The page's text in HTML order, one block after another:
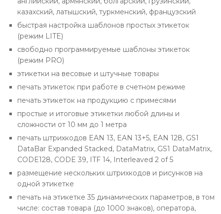
казахский, латышский, туркменский, французский
быстрая настройка шаблонов простых этикеток
(режим LITE)
свободно программируемые шаблоны этикеток
(режим PRO)
этикетки на весовые и штучные товары
печать этикеток при работе в счетном режиме
печать этикеток на продукцию с примесями
простые и итоговые этикетки любой длины и
сложности от 10 мм до 1 метра
печать штрихкодов EAN 13, EAN 13+5, EAN 128, GS1
DataBar Expanded Stacked, DataMatrix, GS1 DataMatrix,
CODE128, CODE 39, ITF 14, Interleaved 2 of 5
размещение нескольких штрихкодов и рисунков на
одной этикетке
печать на этикетке 35 динамических параметров, в том
числе: состав товара (до 1000 знаков), оператора,